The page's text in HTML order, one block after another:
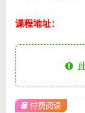
课程地址：
此
付费阅读